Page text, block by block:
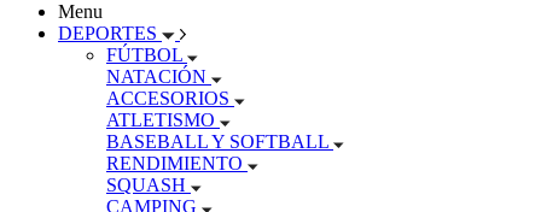
Menu
DEPORTES
FÚTBOL
NATACIÓN
ACCESORIOS
ATLETISMO
BASEBALL Y SOFTBALL
RENDIMIENTO
SQUASH
CAMPING